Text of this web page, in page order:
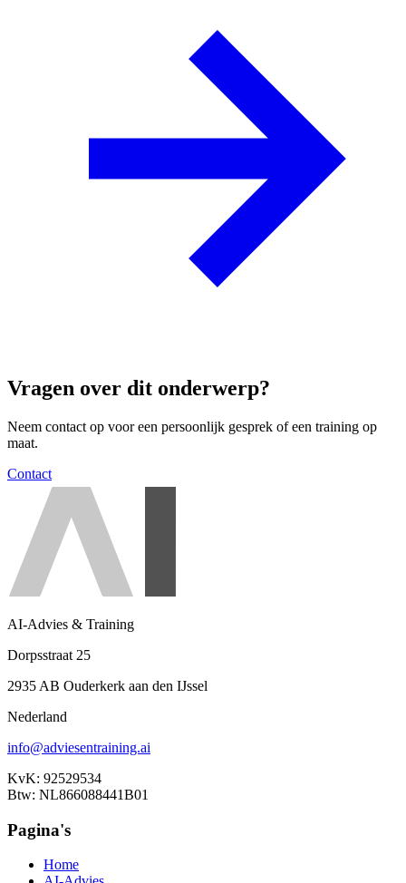
Vragen over dit onderwerp?
Neem contact op voor een persoonlijk gesprek of een training op
maat.
Contact
AI-Advies & Training
Dorpsstraat 25
2935 AB Ouderkerk aan den IJssel
Nederland
info@adviesentraining.ai
KvK: 92529534
Btw: NL866088441B01
Pagina's
Home